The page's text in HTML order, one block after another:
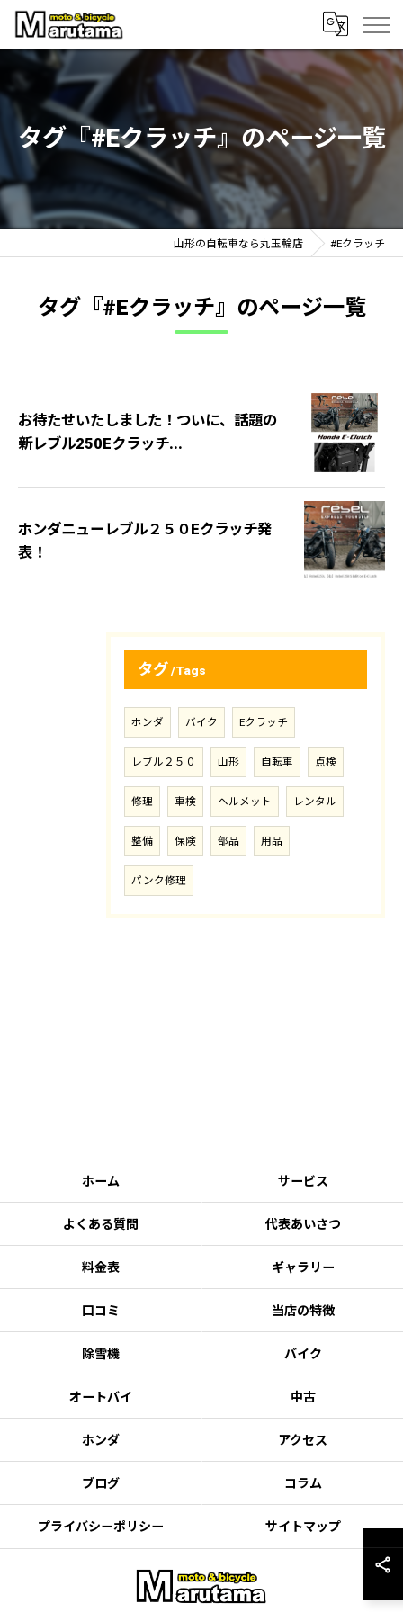
タグ『#Eクラッチ』のページ一覧
山形の自転車なら丸玉輪店 #Eクラッチ
タグ『#Eクラッチ』のページ一覧
お待たせいたしました！ついに、話題の
新レブル250Eクラッチ...
ホンダニューレブル２５０Eクラッチ発
表！
タグ Tags
ホンダ バイク Eクラッチ
レブル２５０ 山形 自転車 点検
修理 車検 ヘルメット レンタル
整備 保険 部品 用品
パンク修理
ホーム サービス
よくある質問 代表あいさつ
料金表 ギャラリー
口コミ 当店の特徴
除雪機 バイク
オートバイ 中古
ホンダ アクセス
ブログ コラム
プライバシーポリシー サイトマップ